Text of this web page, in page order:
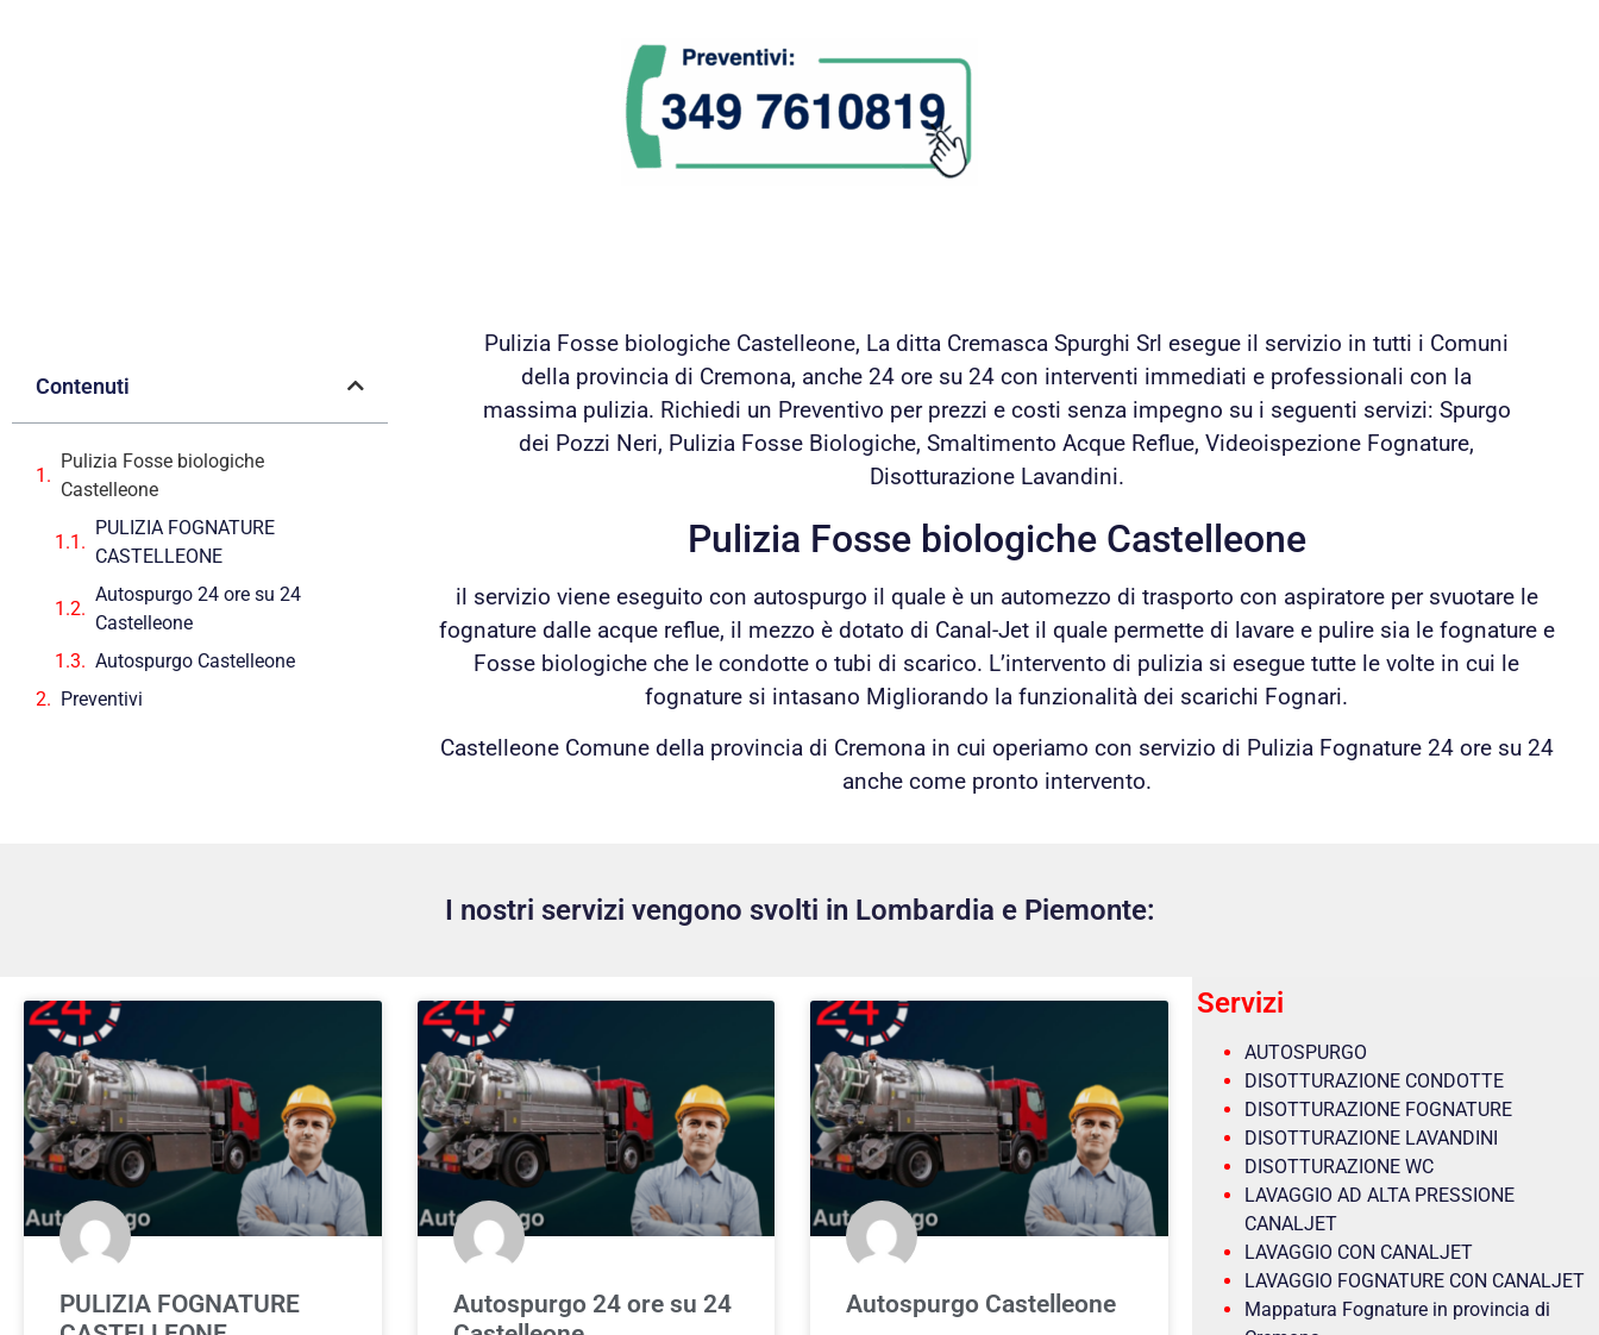
Contenuti
Pulizia Fosse biologiche
Castelleone
PULIZIA FOGNATURE
CASTELLEONE
Autospurgo 24 ore su 24
Castelleone
Autospurgo Castelleone
Preventivi
Pulizia Fosse biologiche Castelleone, La ditta Cremasca Spurghi Srl esegue il servizio in tutti i Comuni
della provincia di Cremona, anche 24 ore su 24 con interventi immediati e professionali con la
massima pulizia. Richiedi un Preventivo per prezzi e costi senza impegno su i seguenti servizi: Spurgo
dei Pozzi Neri, Pulizia Fosse Biologiche, Smaltimento Acque Reflue, Videoispezione Fognature,
Disotturazione Lavandini.
Pulizia Fosse biologiche Castelleone
il servizio viene eseguito con autospurgo il quale è un automezzo di trasporto con aspiratore per svuotare le
fognature dalle acque reflue, il mezzo è dotato di Canal-Jet il quale permette di lavare e pulire sia le fognature e
Fosse biologiche che le condotte o tubi di scarico. L’intervento di pulizia si esegue tutte le volte in cui le
fognature si intasano Migliorando la funzionalità dei scarichi Fognari.
Castelleone Comune della provincia di Cremona in cui operiamo con servizio di Pulizia Fognature 24 ore su 24
anche come pronto intervento.
I nostri servizi vengono svolti in Lombardia e Piemonte:
PULIZIA FOGNATURE
Autospurgo 24 ore su 24
Autospurgo Castelleone
Servizi
AUTOSPURGO
DISOTTURAZIONE CONDOTTE
DISOTTURAZIONE FOGNATURE
DISOTTURAZIONE LAVANDINI
DISOTTURAZIONE WC
LAVAGGIO AD ALTA PRESSIONE
CANALJET
LAVAGGIO CON CANALJET
LAVAGGIO FOGNATURE CON CANALJET
Mappatura Fognature in provincia di